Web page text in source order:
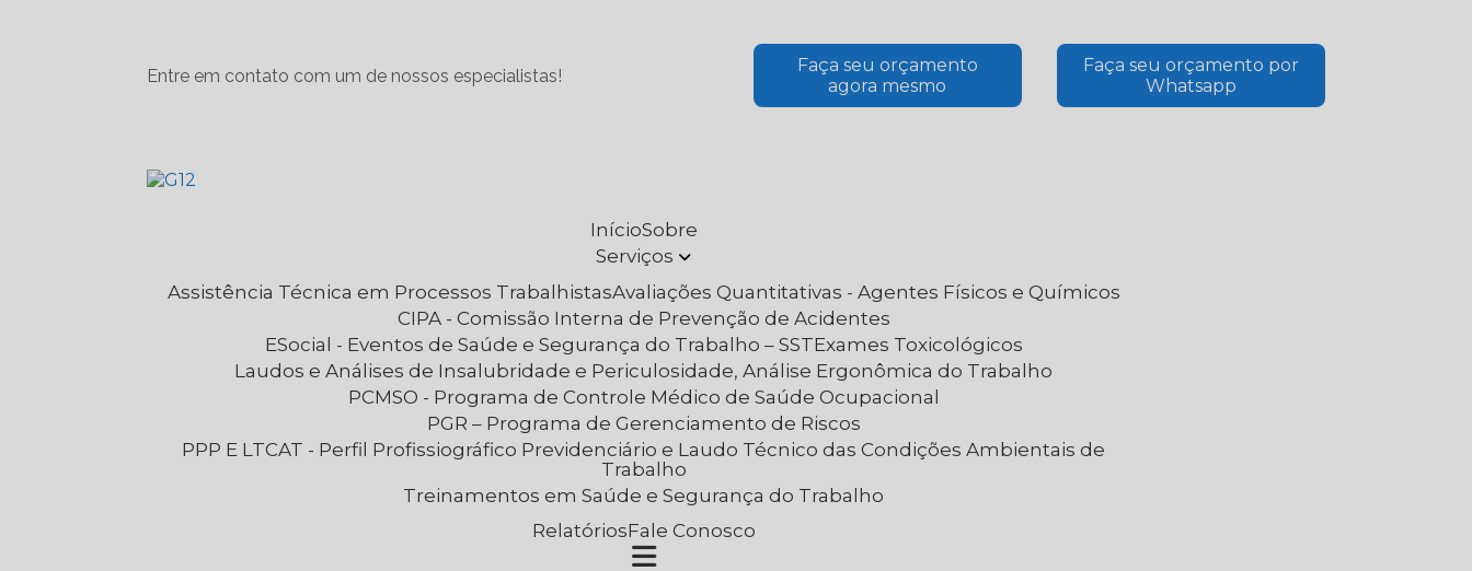
Entre em contato com um de nossos especialistas!
Faça seu orçamento
agora mesmo
Faça seu orçamento por
Whatsapp
Início Sobre
Serviços
Assistência Técnica em Processos Trabalhistas
Avaliações Quantitativas - Agentes Físicos e Químicos
CIPA - Comissão Interna de Prevenção de Acidentes
eSocial - Eventos de Saúde e Segurança do Trabalho – SST Exames Toxicológicos
Laudos e Análises de Insalubridade e Periculosidade, Análise Ergonômica do Trabalho
PCMSO - Programa de Controle Médico de Saúde Ocupacional
PGR – Programa de Gerenciamento de Riscos
PPP E LTCAT - Perfil Profissiográfico Previdenciário e Laudo Técnico das Condições Ambientais de
Trabalho
Treinamentos em Saúde e Segurança do Trabalho
Relatórios Fale Conosco